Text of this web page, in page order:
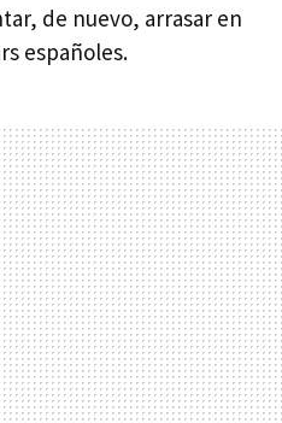
de nuevo, arrasar en
españoles.